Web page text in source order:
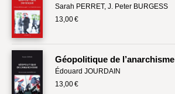
Mobilisations
MythO !
Sarah PERRET , J. Peter BURGESS
13,00 €
Géopolitique de l’anarchisme
Édouard JOURDAIN
13,00 €